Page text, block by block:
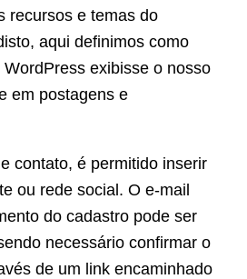
recursos e temas do
aqui definimos como
exibisse o nosso
em postagens e
contato, é permitido inserir
ou rede social. O e-mail
do cadastro pode ser
necessário confirmar o
de um link encaminhado